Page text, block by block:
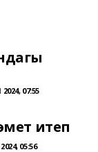
07:55
итеп
05:56